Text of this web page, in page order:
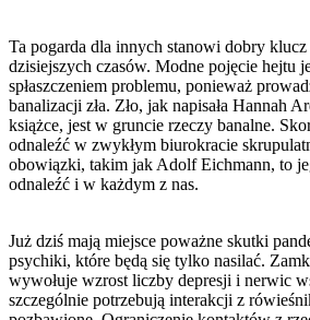
Ta pogarda dla innych stanowi dobry
dzisiejszych czasów. Modne pojęcie hejtu
spłaszczeniem problemu, ponieważ
banalizacji zła. Zło, jak napisała Hannah
książce, jest w gruncie rzeczy banalne.
odnaleźć w zwykłym biurokracie
obowiązki, takim jak Adolf Eichmann, to
odnaleźć i w każdym z nas.
Już dziś mają miejsce poważne skutki
psychiki, które będą się tylko nasilać.
wywołuje wzrost liczby depresji i nerwic
szczególnie potrzebują interakcji z